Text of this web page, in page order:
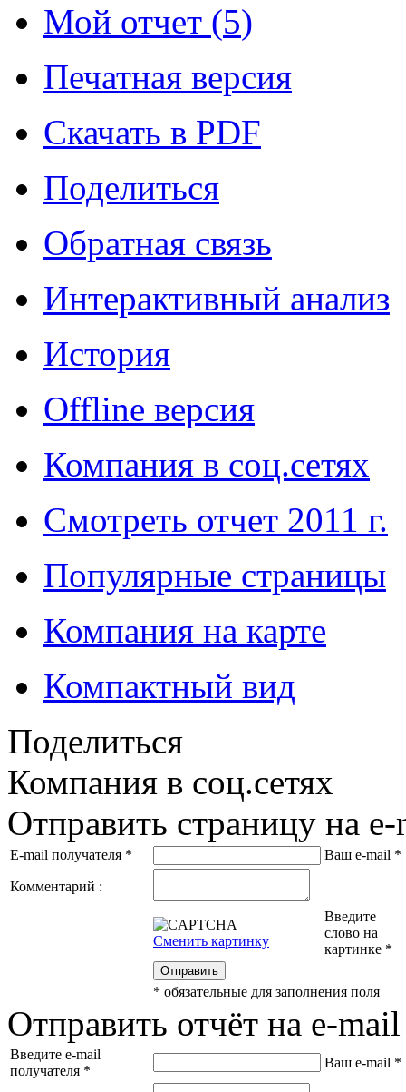
Мой отчет (5)
Печатная версия
Скачать в PDF
Поделиться
Обратная связь
Интерактивный анализ
История
Offline версия
Компания в соц.сетях
Смотреть отчет 2011 г.
Популярные страницы
Компания на карте
Компактный вид
Поделиться
Компания в соц.сетях
Отправить страницу на
E-mail получателя * Ваш e-mail *
Комментарий :
Сменить картинку
Введите
слово на
картинке *
Отправить
* обязательные для заполнения поля
Отправить отчёт на e-mail
Введите e-mail
получателя *
Ваш e-mail *